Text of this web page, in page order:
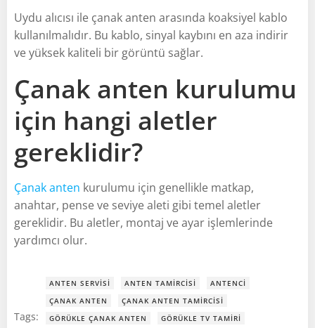
Uydu alıcısı ile çanak anten arasında koaksiyel kablo
kullanılmalıdır. Bu kablo, sinyal kaybını en aza indirir
ve yüksek kaliteli bir görüntü sağlar.
Çanak anten kurulumu
için hangi aletler
gereklidir?
Çanak anten kurulumu için genellikle matkap,
anahtar, pense ve seviye aleti gibi temel aletler
gereklidir. Bu aletler, montaj ve ayar işlemlerinde
yardımcı olur.
Tags:
ANTEN SERVISI ANTEN TAMIRCISI
ANTENCI
ÇANAK ANTEN
ÇANAK ANTEN TAMIRCISI
GÖRÜKLE ÇANAK ANTEN
GÖRÜKLE TV TAMIRI